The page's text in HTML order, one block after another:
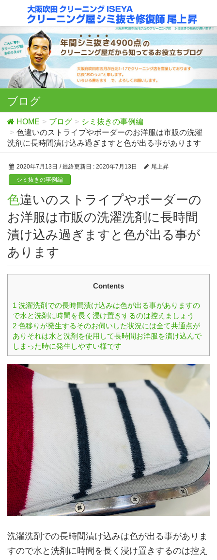
ブログ
HOME ブログ
シミ抜きの事例編
色違いのストライプやボーダーのお洋服は市販の洗濯
洗剤に長時間漬け込み過ぎますと色が出る事があります
2020年7月13日 / 最終更新日 : 2020年7月13日
尾上昇
シミ抜きの事例編
色違いのストライプやボーダーの
お洋服は市販の洗濯洗剤に長時間
漬け込み過ぎますと色が出る事が
あります
Contents
1 洗濯洗剤での長時間漬け込みは色が出る事がありますの
で水と洗剤に時間を長く浸け置きするのは控えましょう
2 色移りが発生するそのお伺いした状況には全て共通点が
ありそれは水と洗剤を使用して長時間お洋服を漬け込んで
しまった時に発生しやすい様です
洗濯洗剤での長時間漬け込みは色が出る事がありま
すので水と洗剤に時間を長く浸け置きするのは控え